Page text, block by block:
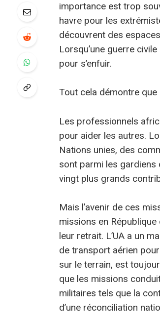
importance est trop
havre pour les
découvrent des
Lorsqu’une guerre
pour s’enfuir.
Tout cela démontre
Les professionnels
pour aider les autres.
Nations unies, des
sont parmi les gardiens
vingt plus grands
Mais l’avenir de ces
missions en
leur retrait. L’UA a un
de transport aérien
sur le terrain, est
que les missions
militaires tels que la
d’une réconciliation